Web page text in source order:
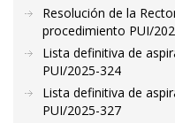
Resolución de la
procedimiento PUI/
Lista definitiva de
PUI/2025-324
Lista definitiva de
PUI/2025-327